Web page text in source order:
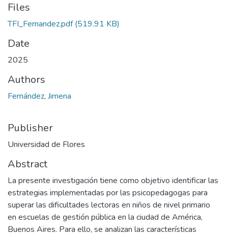
Files
TFI_Fernandez.pdf(519.91 KB)
Date
2025
Authors
Fernández, Jimena
Publisher
Universidad de Flores
Abstract
La presente investigación tiene como objetivo identificar las
estrategias implementadas por las psicopedagogas para
superar las dificultades lectoras en niños de nivel primario
en escuelas de gestión pública en la ciudad de América,
Buenos Aires. Para ello, se analizan las características